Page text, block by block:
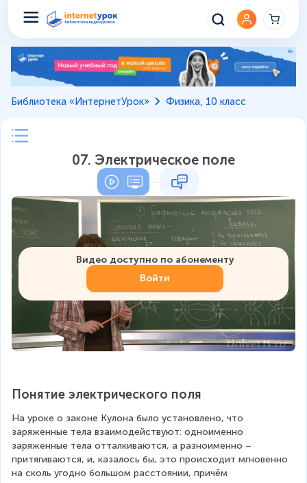
Библиотека «ИнтернетУрок» Физика, 10 класс
07. Электрическое поле
Видео доступно по абонементу
Войти
Понятие электрического поля
На уроке о законе Кулона было установлено, что
заряженные тела взаимодействуют: одноименно
заряженные тела отталкиваются, а разноименно –
притягиваются, и, казалось бы, это происходит мгновенно
на сколь угодно большом расстоянии, причём